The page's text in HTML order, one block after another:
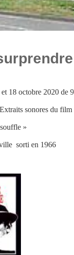
18 octobre 2020 de
sonores du film
»
sorti en 1966